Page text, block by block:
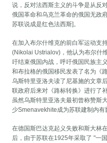
说，反对法西斯主义的斗争是从反
俄国革命和乌克兰革命的俄国无政
苏联说成是红色法西斯]。
在加入布尔什维克的前白军运动支
(Nikolai Ustrialov)，他认为布尔什
吁结束俄国内战，呼吁俄国民族主
和布拉格的俄国移民发表了名为《
乌斯特里亚洛夫读了尼基施的文章
联政府后来对《路标转换》进行了
虽然乌斯特里亚洛夫最初曾称赞斯
少Smenavekhite成为苏联建制内有
在德国斯巴达克起义失败和斯大林
后，由于苏联在1925年采取了 "一